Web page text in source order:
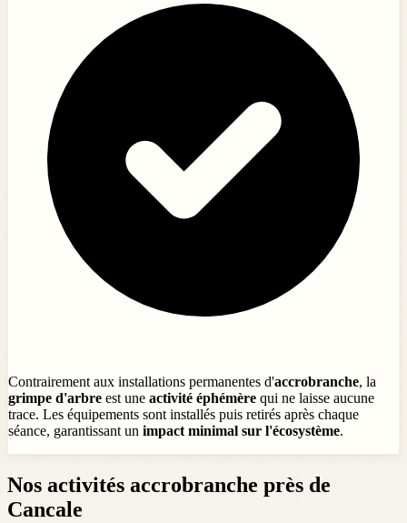
Contrairement aux installations permanentes d'accrobranche, la
grimpe d'arbre est une activité éphémère qui ne laisse aucune
trace. Les équipements sont installés puis retirés après chaque
séance, garantissant un impact minimal sur l'écosystème.
Nos activités accrobranche près de
Cancale